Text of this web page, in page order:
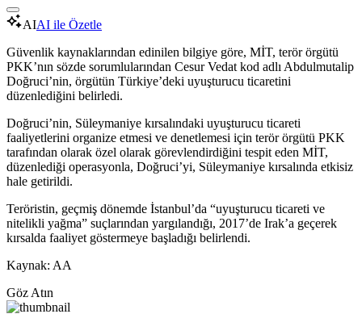
AIAI ile Özetle
Güvenlik kaynaklarından edinilen bilgiye göre, MİT, terör örgütü
PKK’nın sözde sorumlularından Cesur Vedat kod adlı Abdulmutalip
Doğruci’nin, örgütün Türkiye’deki uyuşturucu ticaretini
düzenlediğini belirledi.
Doğruci’nin, Süleymaniye kırsalındaki uyuşturucu ticareti
faaliyetlerini organize etmesi ve denetlemesi için terör örgütü PKK
tarafından olarak özel olarak görevlendirdiğini tespit eden MİT,
düzenlediği operasyonla, Doğruci’yi, Süleymaniye kırsalında etkisiz
hale getirildi.
Teröristin, geçmiş dönemde İstanbul’da “uyuşturucu ticareti ve
nitelikli yağma” suçlarından yargılandığı, 2017’de Irak’a geçerek
kırsalda faaliyet göstermeye başladığı belirlendi.
Kaynak: AA
Göz Atın